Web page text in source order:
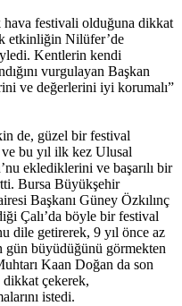
hava festivali olduğuna dikkat
etkinliğin Nilüfer’de
Kentlerin kendi
vurgulayan Başkan
ve değerlerini iyi korumalı”
de, güzel bir festival
ve bu yıl ilk kez Ulusal
eklediklerini ve başarılı bir
Bursa Büyükşehir
Başkanı Güney Özkılınç
Çalı’da böyle bir festival
dile getirerek, 9 yıl önce az
gün büyüdüğünü görmekten
Kaan Doğan da son
dikkat çekerek,
istedi.